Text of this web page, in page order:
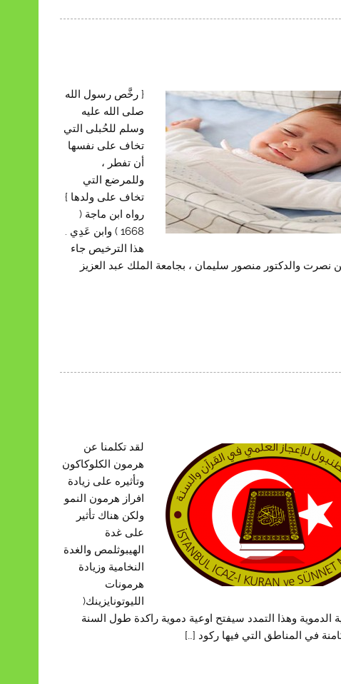
{ رخَّص رسول الله
صلى الله عليه
وسلم للحُبلى التي
تخاف على نفسها
أن تفطر ،
وللمرضع التي
تخاف على ولدها }
رواه ابن ماجة (
1668 ) وابن عَدِي .
هذا الترخيص جاء
والدكتور منصور سليمان ، بجامعة الملك عبد العزيز
لقد تكلمنا عن
هرمون الكلوكاكون
وتأثيره على زيادة
افراز هرمون النمو
ولكن هناك تأثير
على غدة
الهيبوثلمص والغدة
النخامية وزيادة
هرمونات
الليوتونايزينك(
وهذا التمدد سيفتح اوعية دموية راكدة طول السنة
في المناطق التي فيها ركود […]